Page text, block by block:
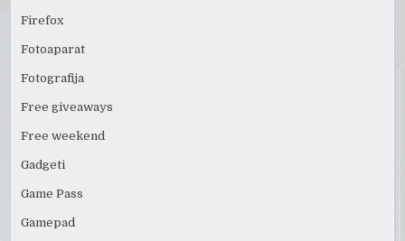
Firefox
Fotoaparat
Fotografija
Free giveaways
Free weekend
Gadgeti
Game Pass
Gamepad